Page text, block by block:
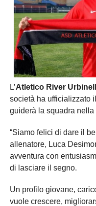
L’Atletico River
società ha ufficializzato
guiderà la squadra
“Siamo felici di dare il
allenatore, Luca
avventura con
di lasciare il segno.
Un profilo giovane,
vuole crescere,